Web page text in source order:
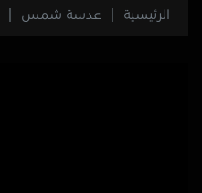
الرئيسية عدسة شمس